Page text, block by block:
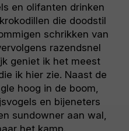
en olifanten drinken
die doodstil
schrikken van
razendsnel
geniet ik het meest
ik hier zie. Naast de
hoog in de boom,
en bijeneters
sundowner aan wal,
het kamp.